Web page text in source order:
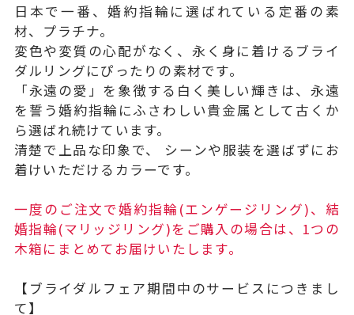
日本で一番、婚約指輪に選ばれている定番の素
材、プラチナ。
変色や変質の心配がなく、永く身に着けるブライ
ダルリングにぴったりの素材です。
「永遠の愛」を象徴する白く美しい輝きは、永遠
を誓う婚約指輪にふさわしい貴金属として古くか
ら選ばれ続けています。
清楚で上品な印象で、 シーンや服装を選ばずにお
着けいただけるカラーです。
一度のご注文で婚約指輪(エンゲージリング)、結
婚指輪(マリッジリング)をご購入の場合は、1つの
木箱にまとめてお届けいたします。
【ブライダルフェア期間中のサービスにつきまし
て】